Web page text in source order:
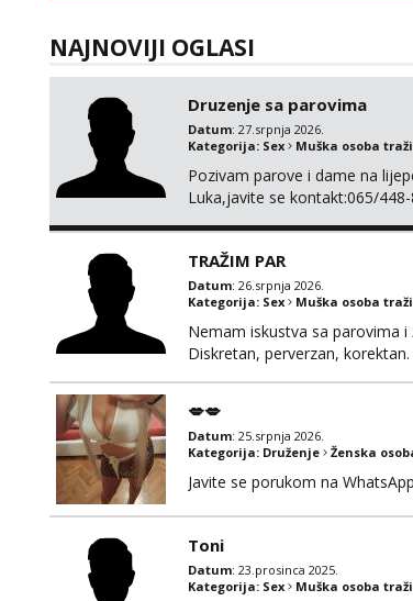
NAJNOVIJI OGLASI
Druzenje sa parovima
Datum: 27.srpnja 2026.
Kategorija: Sex Muška osoba
Pozivam parove i dame na
Luka,javite se kontakt:065/448-
TRAŽIM PAR
Datum: 26.srpnja 2026.
Kategorija: Sex Muška osoba
Nemam iskustva sa parovima
Diskretan, perverzan,
💋💋
Datum: 25.srpnja 2026.
Kategorija: Druženje Ženska
Javite se porukom na
Toni
Datum: 23.prosinca 2025.
Kategorija: Sex Muška osoba